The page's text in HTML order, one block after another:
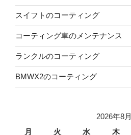
スイフトのコーティング
コーティング車のメンテナンス
ランクルのコーティング
BMWX2のコーティング
2026年8月
月
火 水 木